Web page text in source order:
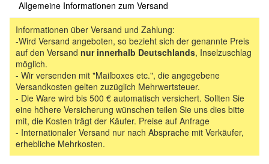
Allgemeine Informationen zum Versand
Informationen über Versand und Zahlung:
-Wird Versand angeboten, so bezieht sich der genannte Preis
auf den Versand nur innerhalb Deutschlands, Inselzuschlag
möglich.
- Wir versenden mit "Mailboxes etc.", die angegebene
Versandkosten gelten zuzüglich Mehrwertsteuer.
- Die Ware wird bis 500 € automatisch versichert. Sollten Sie
eine höhere Versicherung wünschen teilen Sie uns dies bitte
mit, die Kosten trägt der Käufer. Preise auf Anfrage
- Internationaler Versand nur nach Absprache mit Verkäufer,
erhebliche Mehrkosten.